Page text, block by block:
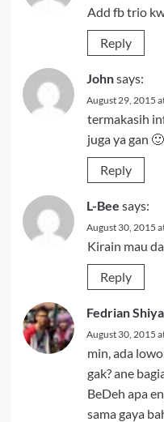
Add fb trio
Reply
Johnsays:
August 29, 2015
termakasih
juga ya gan
Reply
L-Bee says:
August 30, 2015
Kirain mau
Reply
Fedrian
August 30, 2015
min, ada
gak? ane
BeDeh apa
sama gaya